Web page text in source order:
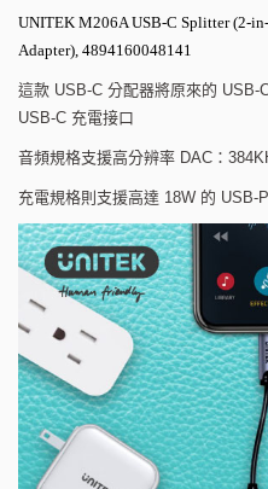
UNITEK M206A USB-C Splitter (2-
Adapter), 4894160048141
這款 USB-C 分配器將原來的 USB-
USB-C 充電接口
音頻規格支援高分辨率 DAC：
充電規格則支援高達 18W 的 USB-